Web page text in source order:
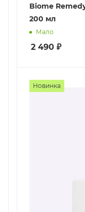
Biome
200 мл
Мало
2 490 ₽
Новинка